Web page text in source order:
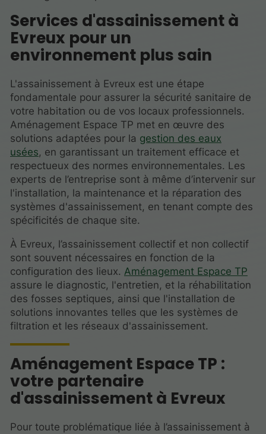
Services d'assainissement à
Evreux pour un
environnement plus sain
L'assainissement à Evreux est une étape
fondamentale pour assurer la sécurité sanitaire de
votre habitation ou de vos locaux professionnels.
Aménagement Espace TP met en œuvre des
solutions adaptées pour la gestion des eaux
usées, en garantissant un traitement efficace et
respectueux des normes environnementales. Les
experts de l’entreprise sont à même d’intervenir sur
l'installation, la maintenance et la réparation des
systèmes d'assainissement, en tenant compte des
spécificités de chaque site.
À Evreux, l’assainissement collectif et non collectif
sont souvent nécessaires en fonction de la
configuration des lieux. Aménagement Espace TP
assure le diagnostic, l'entretien, et la réhabilitation
des fosses septiques, ainsi que l'installation de
solutions innovantes telles que les systèmes de
filtration et les réseaux d'assainissement.
Aménagement Espace TP :
votre partenaire
d'assainissement à Evreux
Pour toute problématique liée à l’assainissement à